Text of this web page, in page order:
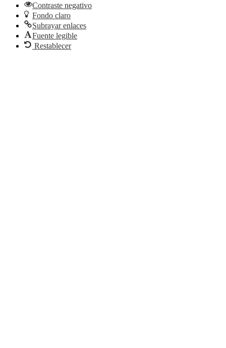
Contraste negativo
Fondo claro
Subrayar enlaces
Fuente legible
Restablecer